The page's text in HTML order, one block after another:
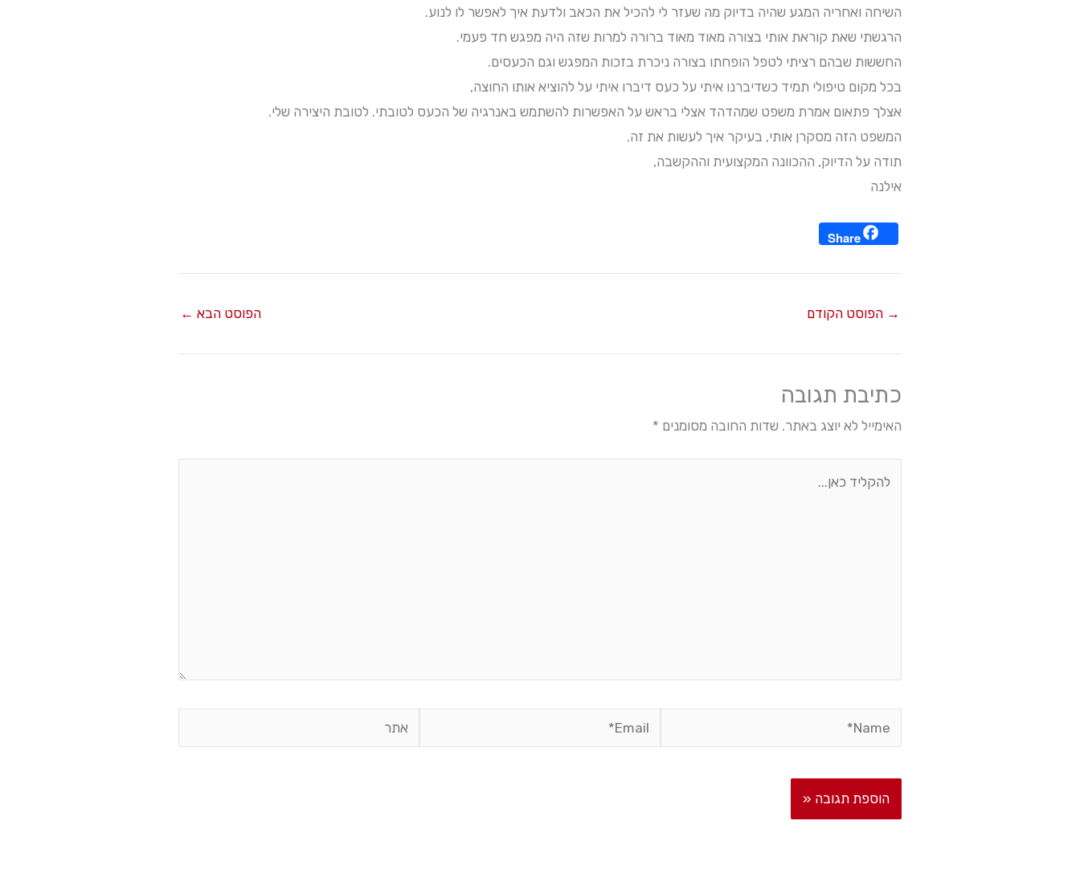
השיחה ואחריה המגע שהיה בדיוק מה שעזר לי להכיל את הכאב ולדעת איך לאפשר לו לנוע.
הרגשתי שאת קוראת אותי בצורה מאוד מאוד ברורה למרות שזה היה מפגש חד פעמי.
החששות שבהם רציתי לטפל הופחתו בצורה ניכרת בזכות המפגש וגם הכעסים.
בכל מקום טיפולי תמיד כשדיברנו איתי על כעס דיברו איתי על להוציא אותו החוצה,
אצלך פתאום אמרת משפט שמהדהד אצלי בראש על האפשרות להשתמש באנרגיה של הכעס לטובתי. לטובת היצירה שלי.
המשפט הזה מסקרן אותי, בעיקר איך לעשות את זה.
תודה על הדיוק, ההכוונה המקצועית וההקשבה,
אילנה
Share
→ הפוסט הקודם הפוסט הבא ←
כתיבת תגובה
האימייל לא יוצג באתר. שדות החובה מסומנים *
Email*